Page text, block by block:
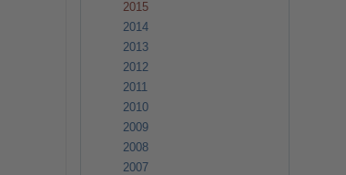
2015
2014
2013
2012
2011
2010
2009
2008
2007